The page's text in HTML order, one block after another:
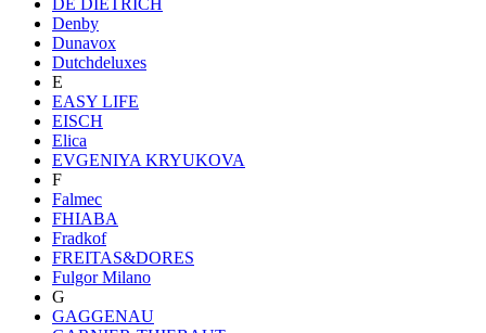
Denby
Dunavox
Dutchdeluxes
E
EASY LIFE
EISCH
Elica
EVGENIYA KRYUKOVA
F
Falmec
FHIABA
Fradkof
FREITAS&DORES
Fulgor Milano
G
GAGGENAU